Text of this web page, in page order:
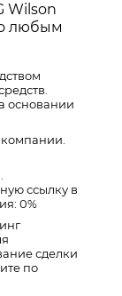
Wilson
любым
основании
ссылку в
0%
сделки
по